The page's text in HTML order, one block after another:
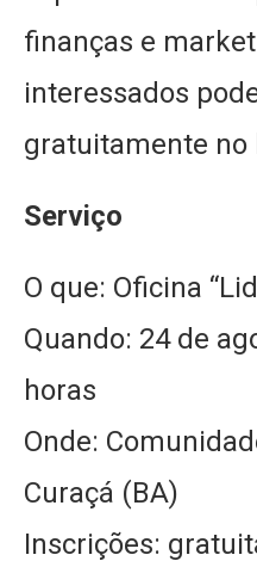
finanças e
interessados
gratuitamente no
Serviço
O que: Oficina
Quando: 24 de
horas
Onde:
Curaçá (BA)
Inscrições: